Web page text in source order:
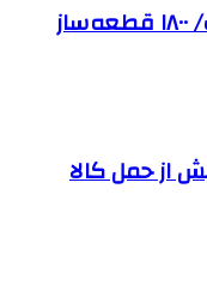
بازار قطعه‌سازی رقابتی است/ ۱۸۰۰ قطعه‌ساز
از حمل کالا